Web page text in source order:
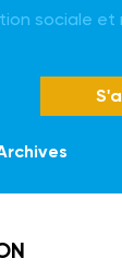
sociale et